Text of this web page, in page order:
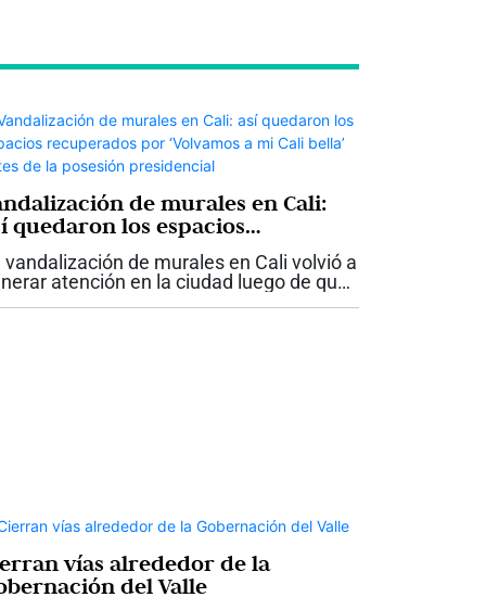
de murales en Cali:
quedaron los espacios
por ‘Volvamos a mi
bella’ antes de la posesión
vandalización de murales en Cali volvió a
atención en la ciudad luego de que,
vías alrededor de la
del Valle